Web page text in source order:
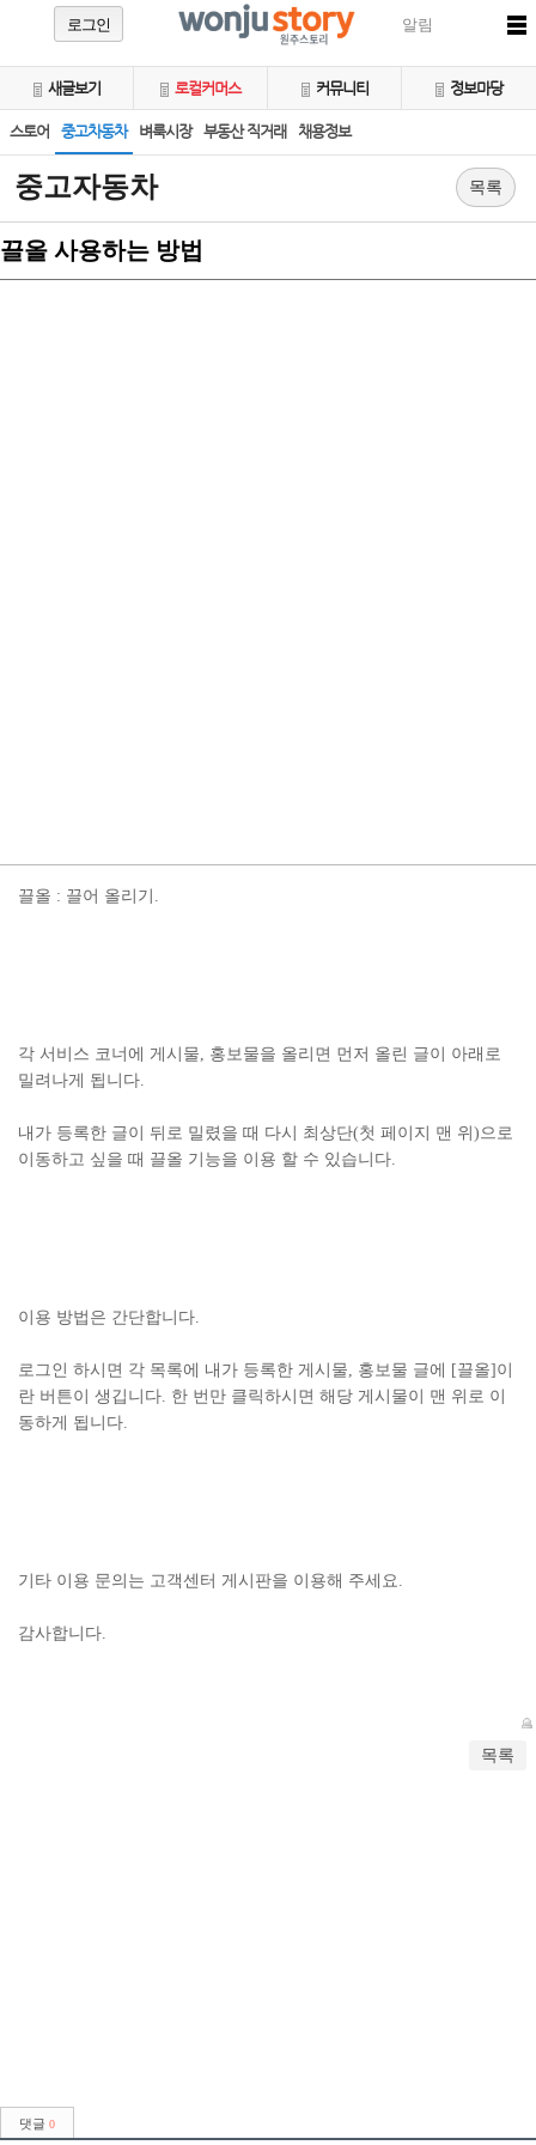
로그인 알림
새글보기 로컬커머스 커뮤니티 정보마당
스토어 중고차동차 벼룩시장 부동산 직거래 채용정보
중고자동차 목록
끌올 사용하는 방법
끌올 : 끌어 올리기.
각 서비스 코너에 게시물, 홍보물을 올리면 먼저 올린 글이 아래로
밀려나게 됩니다.
내가 등록한 글이 뒤로 밀렸을 때 다시 최상단(첫 페이지 맨 위)으로
이동하고 싶을 때 끌올 기능을 이용 할 수 있습니다.
이용 방법은 간단합니다.
로그인 하시면 각 목록에 내가 등록한 게시물, 홍보물 글에 [끌올]이
란 버튼이 생깁니다. 한 번만 클릭하시면 해당 게시물이 맨 위로 이
동하게 됩니다.
기타 이용 문의는 고객센터 게시판을 이용해 주세요.
감사합니다.
목록